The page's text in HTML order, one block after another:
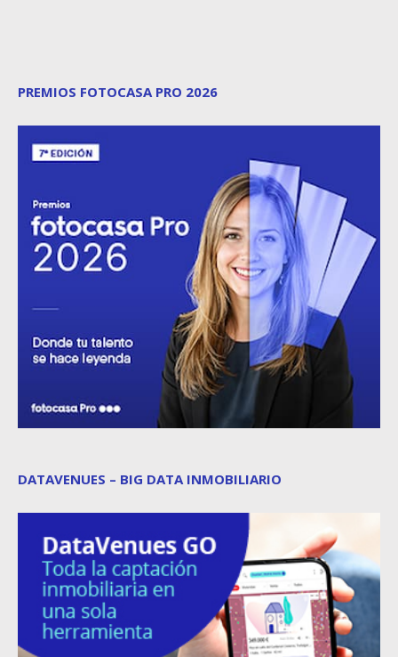
PREMIOS FOTOCASA PRO 2026
DATAVENUES – BIG DATA INMOBILIARIO